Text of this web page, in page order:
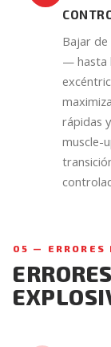
Bajar
— hasta
rápidas
muscle-
05 — ERRORES